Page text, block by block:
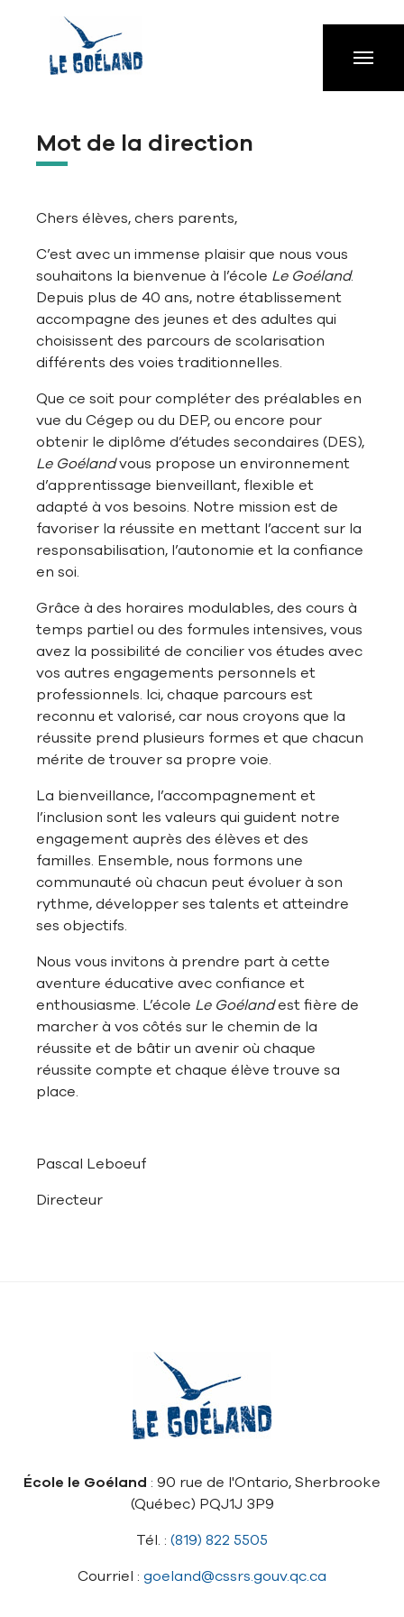
Mot de la direction
Chers élèves, chers parents,
C’est avec un immense plaisir que nous vous
souhaitons la bienvenue à l’école Le Goéland.
Depuis plus de 40 ans, notre établissement
accompagne des jeunes et des adultes qui
choisissent des parcours de scolarisation
différents des voies traditionnelles.
Que ce soit pour compléter des préalables en
vue du Cégep ou du DEP, ou encore pour
obtenir le diplôme d’études secondaires (DES),
Le Goélandvous propose un environnement
d’apprentissage bienveillant, flexible et
adapté à vos besoins. Notre mission est de
favoriser la réussite en mettant l’accent sur la
responsabilisation, l’autonomie et la confiance
en soi.
Grâce à des horaires modulables, des cours à
temps partiel ou des formules intensives, vous
avez la possibilité de concilier vos études avec
vos autres engagements personnels et
professionnels. Ici, chaque parcours est
reconnu et valorisé, car nous croyons que la
réussite prend plusieurs formes et que chacun
mérite de trouver sa propre voie.
La bienveillance, l’accompagnement et
l’inclusion sont les valeurs qui guident notre
engagement auprès des élèves et des
familles. Ensemble, nous formons une
communauté où chacun peut évoluer à son
rythme, développer ses talents et atteindre
ses objectifs.
Nous vous invitons à prendre part à cette
aventure éducative avec confiance et
enthousiasme. L’école Le Goélandest fière de
marcher à vos côtés sur le chemin de la
réussite et de bâtir un avenir où chaque
réussite compte et chaque élève trouve sa
place.
Pascal Leboeuf
Directeur
École le Goéland : 90 rue de l'Ontario, Sherbrooke
(Québec) PQJ1J 3P9
Tél. : (819) 822 5505
Courriel : goeland@cssrs.gouv.qc.ca